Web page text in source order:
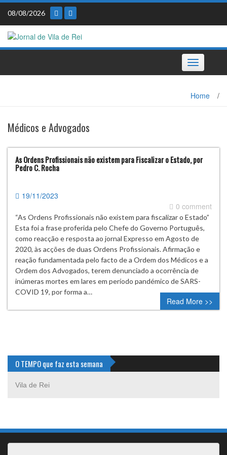
Skip
content
08/08/2026
Toggle
navigation
Home /
Médicos e Advogados
As Ordens Profissionais não existem para Fiscalizar o Estado, por
Pedro C. Rocha
19/11/2023
0 comment
“As Ordens Profissionais não existem para fiscalizar o Estado”
Esta foi a frase proferida pelo Chefe do Governo Português,
como reacção e resposta ao jornal Expresso em Agosto de
2020, às acções de duas Ordens Profissionais. Afirmação e
reação fundamentada pelo facto de a Ordem dos Médicos e a
Ordem dos Advogados, terem denunciado a ocorrência de
inúmeras mortes em lares em período pandémico de SARS-
COVID 19, por forma a…
Read More >>
O TEMPO que faz esta semana
Vila de Rei